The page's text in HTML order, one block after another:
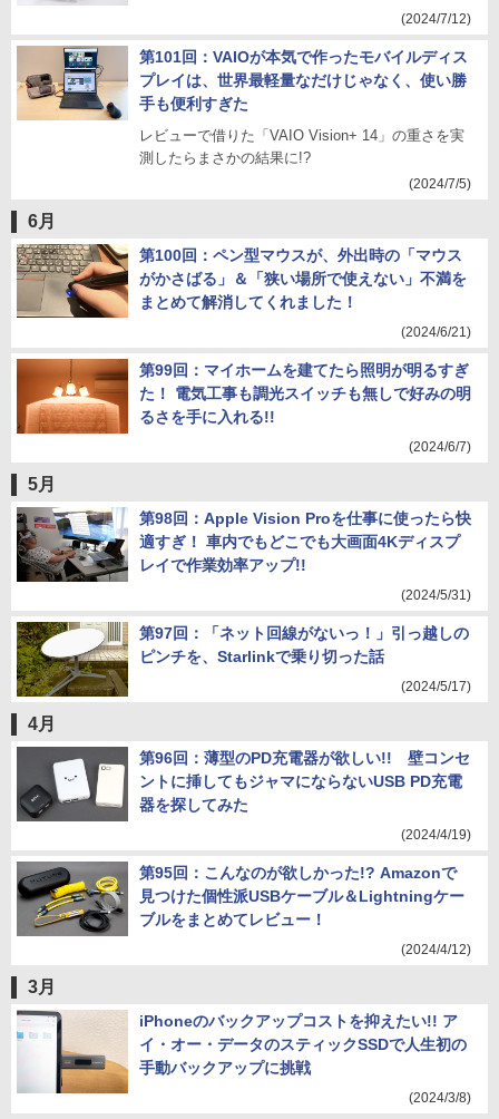
(2024/7/12)
第101回：VAIOが本気で作ったモバイルディス
プレイは、世界最軽量なだけじゃなく、使い勝
手も便利すぎた
レビューで借りた「VAIO Vision+ 14」の重さを実
測したらまさかの結果に!?
(2024/7/5)
6月
第100回：ペン型マウスが、外出時の「マウス
がかさばる」＆「狭い場所で使えない」不満を
まとめて解消してくれました！
(2024/6/21)
第99回：マイホームを建てたら照明が明るすぎ
た！ 電気工事も調光スイッチも無しで好みの明
るさを手に入れる!!
(2024/6/7)
5月
第98回：Apple Vision Proを仕事に使ったら快
適すぎ！ 車内でもどこでも大画面4Kディスプ
レイで作業効率アップ!!
(2024/5/31)
第97回：「ネット回線がないっ！」引っ越しの
ピンチを、Starlinkで乗り切った話
(2024/5/17)
4月
第96回：薄型のPD充電器が欲しい!! 壁コンセ
ントに挿してもジャマにならないUSB PD充電
器を探してみた
(2024/4/19)
第95回：こんなのが欲しかった!? Amazonで
見つけた個性派USBケーブル＆Lightningケー
ブルをまとめてレビュー！
(2024/4/12)
3月
iPhoneのバックアップコストを抑えたい!! ア
イ・オー・データのスティックSSDで人生初の
手動バックアップに挑戦
(2024/3/8)